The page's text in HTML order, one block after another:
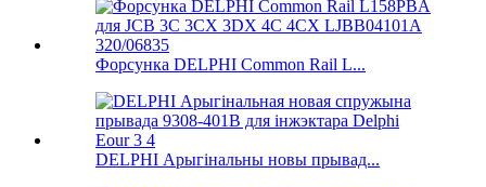
Форсунка DELPHI Common Rail L...
DELPHI Арыгінальны новы прывад...